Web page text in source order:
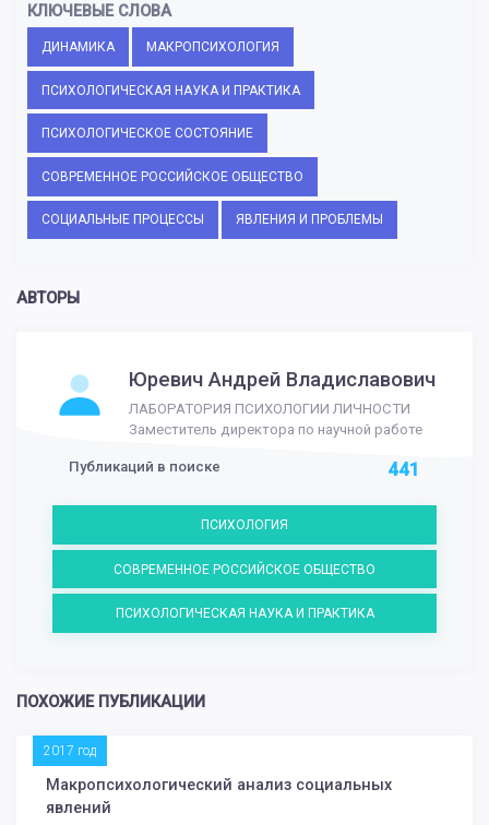
КЛЮЧЕВЫЕ СЛОВА
ДИНАМИКА МАКРОПСИХОЛОГИЯ
ПСИХОЛОГИЧЕСКАЯ НАУКА И ПРАКТИКА
ПСИХОЛОГИЧЕСКОЕ СОСТОЯНИЕ
СОВРЕМЕННОЕ РОССИЙСКОЕ ОБЩЕСТВО
СОЦИАЛЬНЫЕ ПРОЦЕССЫ ЯВЛЕНИЯ И ПРОБЛЕМЫ
АВТОРЫ
Юревич Андрей Владиславович
ЛАБОРАТОРИЯ ПСИХОЛОГИИ ЛИЧНОСТИ
Заместитель директора по научной работе
Публикаций в поиске 441
ПСИХОЛОГИЯ
СОВРЕМЕННОЕ РОССИЙСКОЕ ОБЩЕСТВО
ПСИХОЛОГИЧЕСКАЯ НАУКА И ПРАКТИКА
ПОХОЖИЕ ПУБЛИКАЦИИ
2017 год
Макропсихологический анализ социальных
явлений